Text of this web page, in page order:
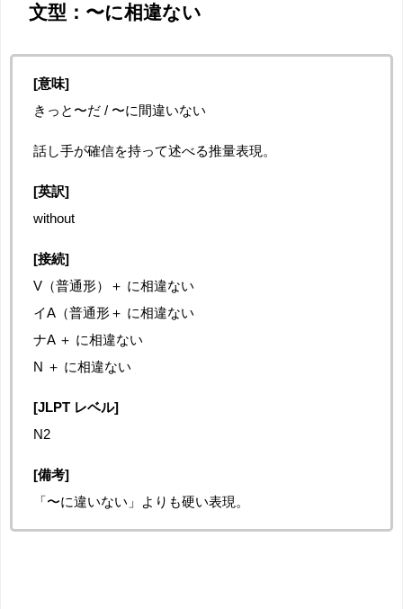
文型：〜に相違ない
[意味]
きっと〜だ / 〜に間違いない
話し手が確信を持って述べる推量表現。
[英訳]
without
[接続]
V（普通形）＋ に相違ない
イA（普通形＋ に相違ない
ナA ＋ に相違ない
N ＋ に相違ない
[JLPT レベル]
N2
[備考]
「〜に違いない」よりも硬い表現。